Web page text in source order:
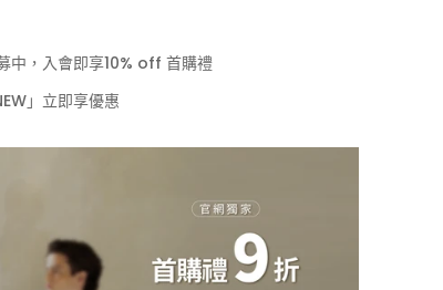
中，入會即享10% off 首購禮
」立即享優惠